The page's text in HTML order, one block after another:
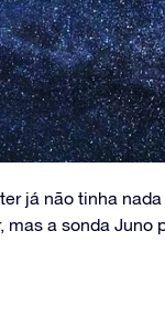
já não tinha
a sonda Juno